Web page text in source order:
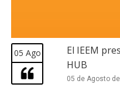
05 Ago
El IEEM
HUB
05 de Agosto